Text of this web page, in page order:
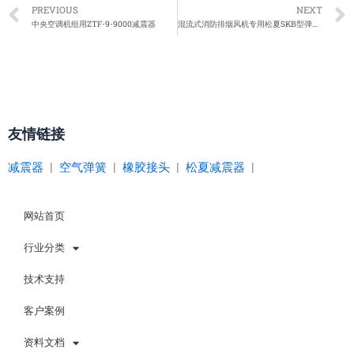
Prev
PREVIOUS
中央空调机组用ZTF-9-9000减震器
NEXT
混流式消防排烟风机专用松夏SKB型弹簧减震器
友情链接
减震器 空气弹簧 橡胶接头 松夏减震器
网站首页
行业分类
技术支持
客户案例
资料文档